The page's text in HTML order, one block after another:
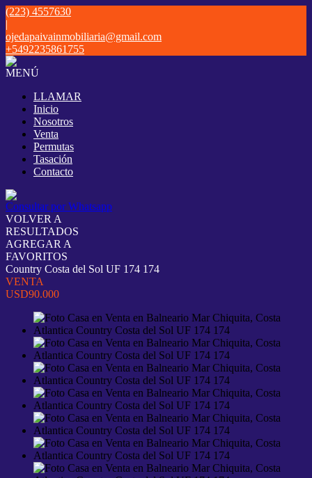
(223) 4557630
|
ojedapaivainmobiliaria@gmail.com
+5492235861755
MENÚ
LLAMAR
Inicio
Nosotros
Venta
Permutas
Tasación
Contacto
Consultar por Whatsapp
VOLVER A
RESULTADOS
AGREGAR A
FAVORITOS
Country Costa del Sol UF 174 174
VENTA
USD90.000